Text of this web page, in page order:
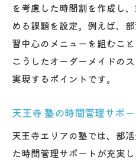
を考慮した時間割を作成し
める課題を設定。例えば、
習中心のメニューを組むこ
こうしたオーダーメイドの
実現するポイントです。
天王寺 塾の時間管理サポ
天王寺エリアの塾では、部
た時間管理サポートが充実